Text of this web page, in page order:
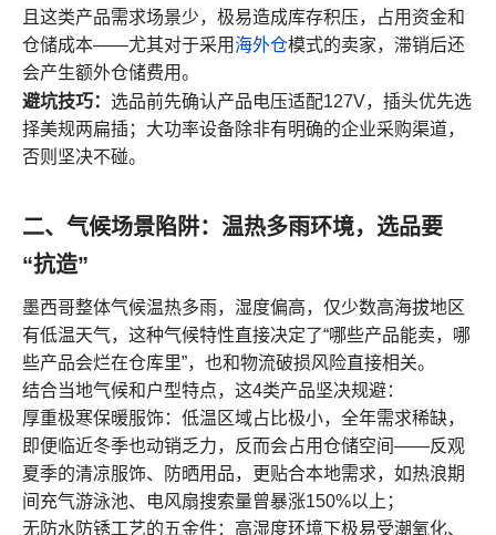
且这类产品需求场景少，极易造成库存积压，占用资金和
仓储成本——尤其对于采用 海外仓模式的卖家，滞销后还
会产生额外仓储费用。
避坑技巧：
选品前先确认产品电压适配127V，插头优先选
择美规两扁插；大功率设备除非有明确的企业采购渠道，
否则坚决不碰。
二、气候场景陷阱：温热多雨环境，选品要
“抗造”
墨西哥整体气候温热多雨，湿度偏高，仅少数高海拔地区
有低温天气，这种气候特性直接决定了“哪些产品能卖，哪
些产品会烂在仓库里”，也和物流破损风险直接相关。
结合当地气候和户型特点，这4类产品坚决规避：
厚重极寒保暖服饰：低温区域占比极小，全年需求稀缺，
即便临近冬季也动销乏力，反而会占用仓储空间——反观
夏季的清凉服饰、防晒用品，更贴合本地需求，如热浪期
间充气游泳池、电风扇搜索量曾暴涨150%以上；
无防水防锈工艺的五金件：高湿度环境下极易受潮氧化、